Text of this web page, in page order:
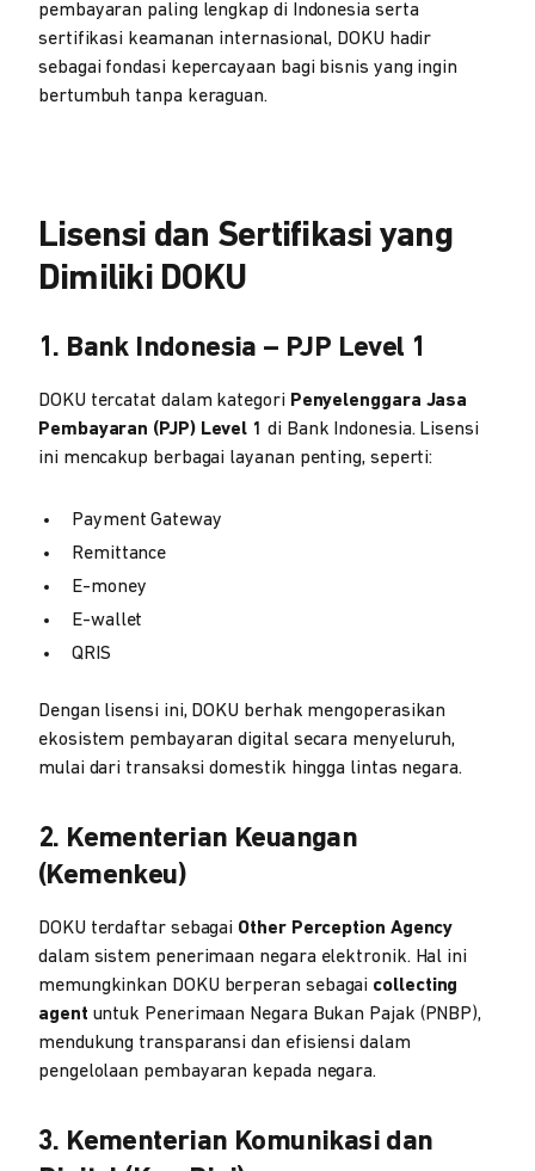
pembayaran paling lengkap di Indonesia serta
sertifikasi keamanan internasional, DOKU hadir
sebagai fondasi kepercayaan bagi bisnis yang ingin
bertumbuh tanpa keraguan.
Lisensi dan Sertifikasi yang
Dimiliki DOKU
1. Bank Indonesia – PJP Level 1
DOKU tercatat dalam kategori Penyelenggara Jasa
Pembayaran (PJP) Level 1 di Bank Indonesia. Lisensi
ini mencakup berbagai layanan penting, seperti:
Payment Gateway
Remittance
E-money
E-wallet
QRIS
Dengan lisensi ini, DOKU berhak mengoperasikan
ekosistem pembayaran digital secara menyeluruh,
mulai dari transaksi domestik hingga lintas negara.
2. Kementerian Keuangan
(Kemenkeu)
DOKU terdaftar sebagai Other Perception Agency
dalam sistem penerimaan negara elektronik. Hal ini
memungkinkan DOKU berperan sebagai collecting
agent untuk Penerimaan Negara Bukan Pajak (PNBP),
mendukung transparansi dan efisiensi dalam
pengelolaan pembayaran kepada negara.
3. Kementerian Komunikasi dan